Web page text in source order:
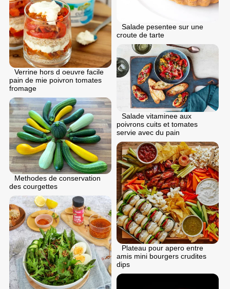
Salade pesentee sur une
croute de tarte
Verrine hors d oeuvre facile
pain de mie poivron tomates
fromage
Salade vitaminee aux
poivrons cuits et tomates
servie avec du pain
Methodes de conservation
des courgettes
Plateau pour apero entre
amis mini bourgers crudites
dips